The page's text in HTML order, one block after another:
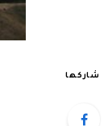
شاركها